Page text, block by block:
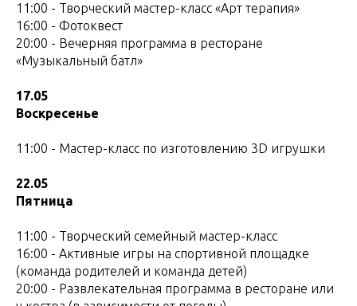
11:00 - Творческий мастер-класс «Арт терапия»
16:00 - Фотоквест
20:00 - Вечерняя программа в ресторане
«Музыкальный батл»
17.05
Воскресенье
11:00 - Мастер-класс по изготовлению 3D игрушки
22.05
Пятница
11:00 - Творческий семейный мастер-класс
16:00 - Активные игры на спортивной площадке
(команда родителей и команда детей)
20:00 - Развлекательная программа в ресторане или